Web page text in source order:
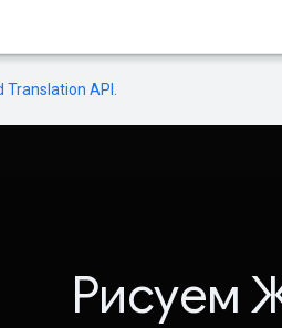
Translation API
Рисуем